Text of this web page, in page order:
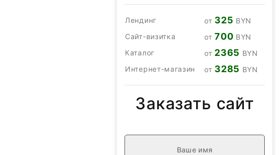
Лендинг от 325 BYN
Сайт-визитка
от700 BYN
Каталог
от 2365 BYN
Интернет-магазин
от 3285 BYN
Заказать сайт